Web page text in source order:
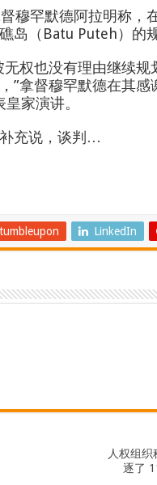
罕默德阿拉明称，
岛（Batu Puteh）的
权也没有理由继续规
”拿督穆罕默德在其感
家演讲。
充说，谈判…
LinkedIn
人权组
逐了